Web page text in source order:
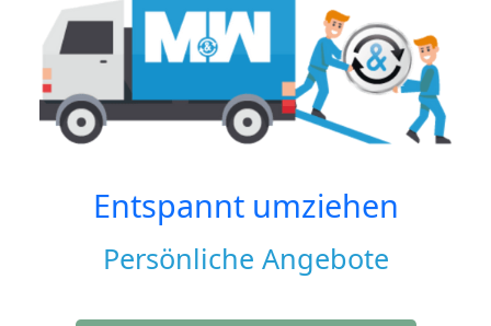
Entspannt umziehen
Persönliche Angebote